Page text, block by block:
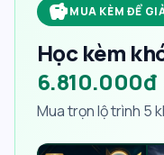
savingsMUA KÈM ĐỂ
Học kèm
6.810.000đ
Mua trọn lộ trình 5